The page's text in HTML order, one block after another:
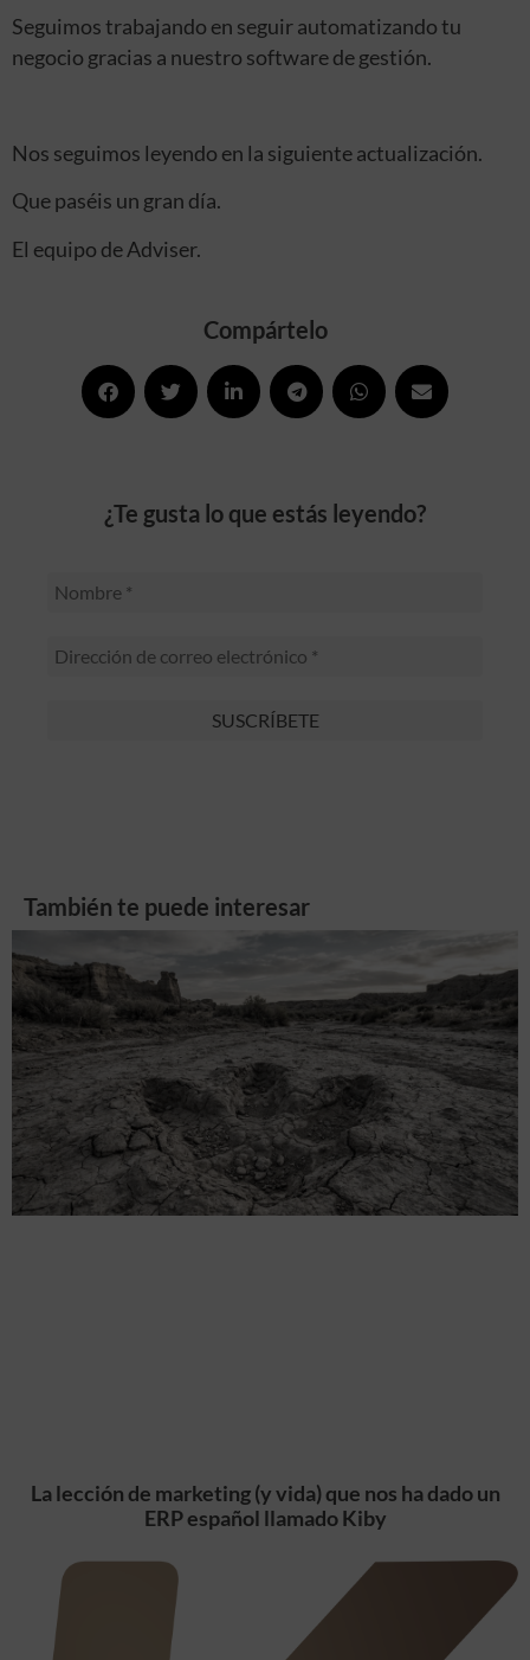
Seguimos trabajando en seguir automatizando tu
negocio gracias a nuestro software de gestión.
Nos seguimos leyendo en la siguiente actualización.
Que paséis un gran día.
El equipo de Adviser.
Compártelo
¿Te gusta lo que estás leyendo?
También te puede interesar
La lección de marketing (y vida) que nos ha dado un
ERP español llamado Kiby